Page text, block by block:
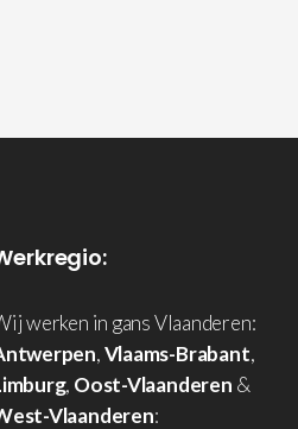
werken in gans Vlaanderen:
,Vlaams-Brabant,
, Oost-Vlaanderen &
Vlaanderen: